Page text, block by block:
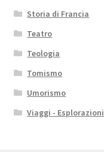
Storia di Francia
Teatro
Teologia
Tomismo
Umorismo
Viaggi - Esplorazioni